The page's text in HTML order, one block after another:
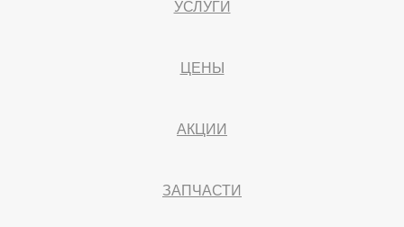
УСЛУГИ
ЦЕНЫ
АКЦИИ
ЗАПЧАСТИ